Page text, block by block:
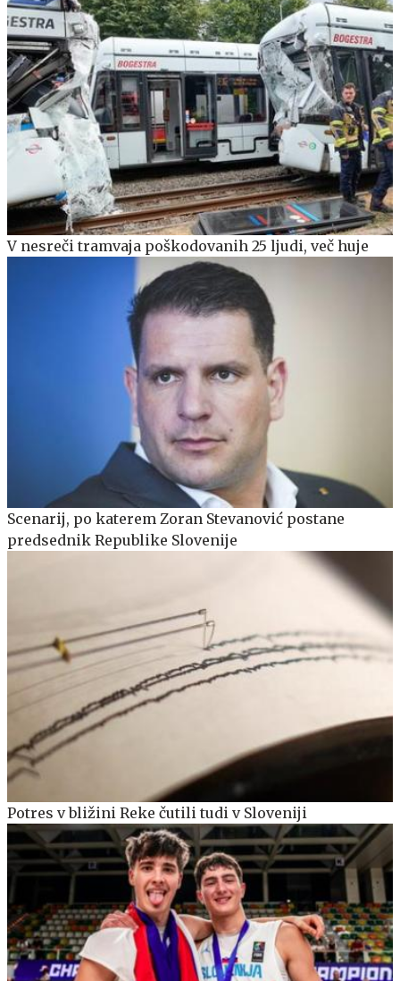
V nesreči tramvaja poškodovanih 25 ljudi, več huje
Scenarij, po katerem Zoran Stevanović postane
predsednik Republike Slovenije
Potres v bližini Reke čutili tudi v Sloveniji